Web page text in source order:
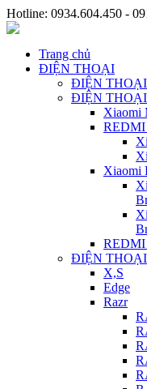
Hotline: 0934.604.450 -
Trang chủ
ĐIỆN THOẠI
ĐIỆN
ĐIỆN
Xiaomi
REDMI
Xiaomi
ĐIỆN
X,S
Edge
Razr